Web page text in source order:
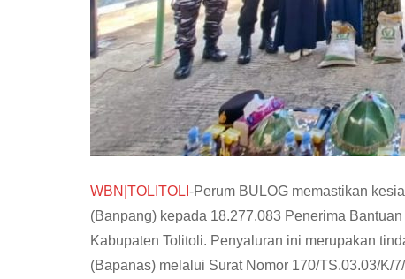
WBN|TOLITOLI -Perum BULOG memastikan
(Banpang) kepada 18.277.083 Penerima
Kabupaten Tolitoli. Penyaluran ini merupakan
(Bapanas) melalui Surat Nomor 170/TS.03.03/K/